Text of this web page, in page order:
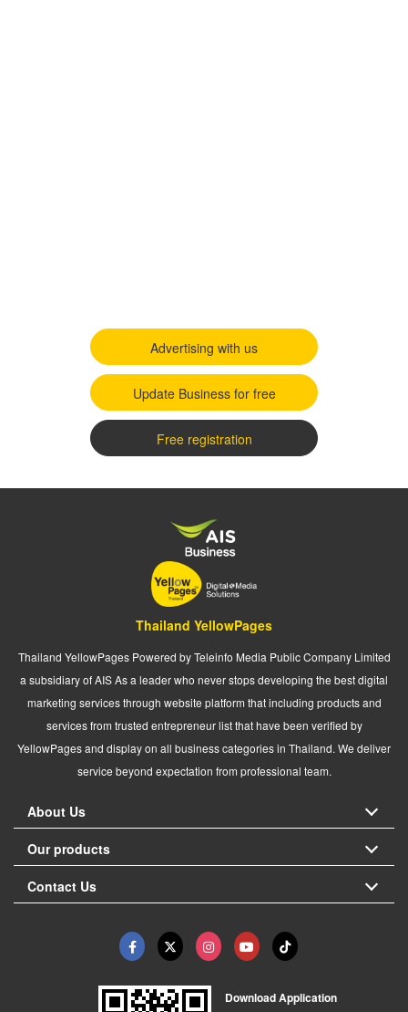
Advertising with us
Update Business for free
Free registration
Thailand YellowPages
Thailand YellowPages Powered by Teleinfo Media Public Company Limited
a subsidiary of AIS As a leader who never stops developing the best digital
marketing services through website platform that including products and
services from trusted entrepreneur list that have been verified by
YellowPages and display on all business categories in Thailand. We deliver
service beyond expectation from professional team.
About Us
Our products
Contact Us
Download Application